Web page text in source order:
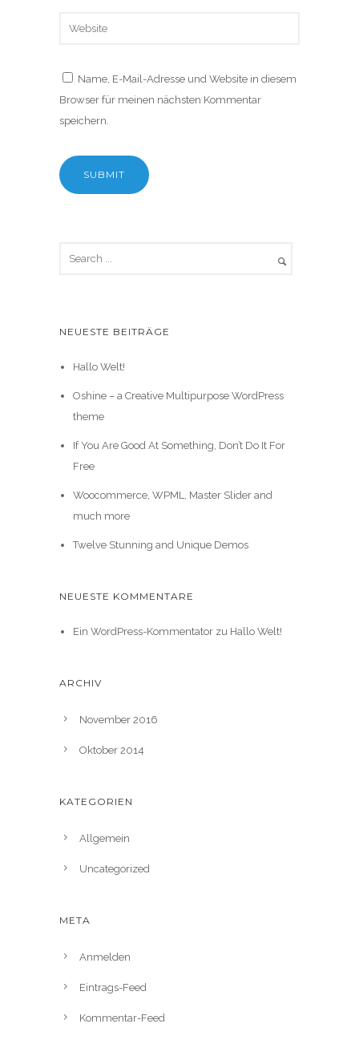
Name, E-Mail-Adresse und Website in diesem
Browser für meinen nächsten Kommentar
speichern.
NEUESTE BEITRÄGE
Hallo Welt!
Oshine – a Creative Multipurpose WordPress
theme
If You Are Good At Something, Don’t Do It For
Free
Woocommerce, WPML, Master Slider and
much more
Twelve Stunning and Unique Demos
NEUESTE KOMMENTARE
Ein WordPress-Kommentatorzu Hallo Welt!
ARCHIV
November 2016
Oktober 2014
KATEGORIEN
Allgemein
Uncategorized
META
Anmelden
Eintrags-Feed
Kommentar-Feed